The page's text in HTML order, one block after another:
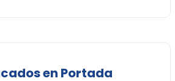
en Portada